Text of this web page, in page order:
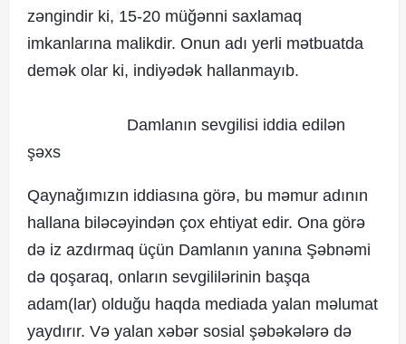
zəngindir ki, 15-20 müğənni saxlamaq
imkanlarına malikdir. Onun adı yerli mətbuatda
demək olar ki, indiyədək hallanmayıb.
Damlanın sevgilisi iddia edilən
şəxs
Qaynağımızın iddiasına görə, bu məmur adının
hallana biləcəyindən çox ehtiyat edir. Ona görə
də iz azdırmaq üçün Damlanın yanına Şəbnəmi
də qoşaraq, onların sevgililərinin başqa
adam(lar) olduğu haqda mediada yalan məlumat
yaydırır. Və yalan xəbər sosial şəbəkələrə də